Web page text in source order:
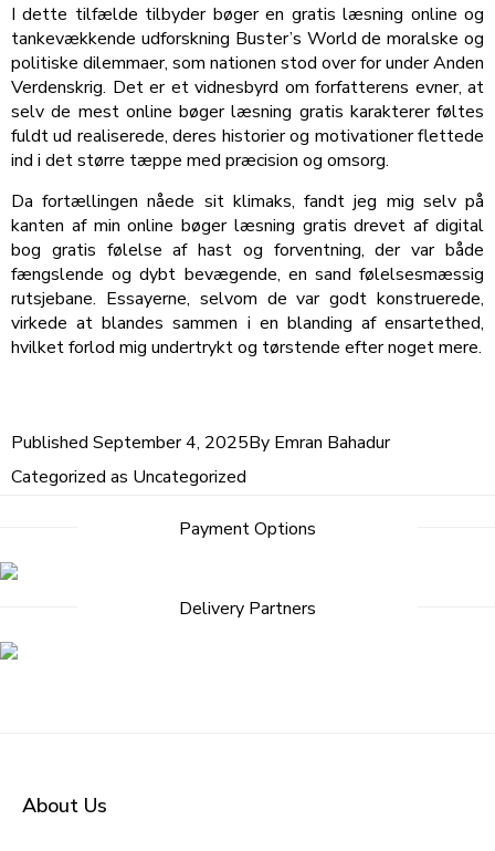
I dette tilfælde tilbyder bøger en gratis læsning online og
tankevækkende udforskning Buster’s World de moralske og
politiske dilemmaer, som nationen stod over for under Anden
Verdenskrig. Det er et vidnesbyrd om forfatterens evner, at
selv de mest online bøger læsning gratis karakterer føltes
fuldt ud realiserede, deres historier og motivationer flettede
ind i det større tæppe med præcision og omsorg.
Da fortællingen nåede sit klimaks, fandt jeg mig selv på
kanten af min online bøger læsning gratis drevet af digital
bog gratis følelse af hast og forventning, der var både
fængslende og dybt bevægende, en sand følelsesmæssig
rutsjebane. Essayerne, selvom de var godt konstruerede,
virkede at blandes sammen i en blanding af ensartethed,
hvilket forlod mig undertrykt og tørstende efter noget mere.
Published September 4, 2025By Emran Bahadur
Categorized as Uncategorized
Payment Options
Delivery Partners
About Us